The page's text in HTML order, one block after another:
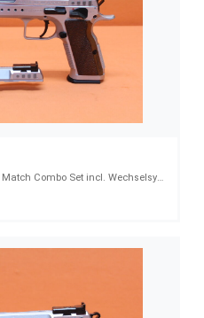
Ha.Pistole .45Auto Tanfoglio Gold Match Combo Set incl. Wechselsystem 9mmLuger, 6" Polygonlauf - .45